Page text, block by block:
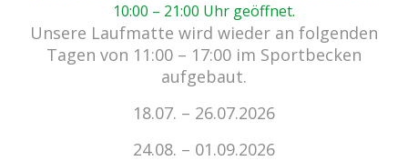
cabrio Senden - das Bad.
Außergewöhnlich, vielfältig!
Kein Einlass bei Gewitter
zu den E-Tickets
10:00 – 21:00 Uhr geöffnet.
Unsere Laufmatte wird wieder an folgenden
Tagen von 11:00 – 17:00 im Sportbecken
aufgebaut.
18.07. – 26.07.2026
24.08. – 01.09.2026